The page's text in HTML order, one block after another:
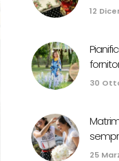
12
30
25